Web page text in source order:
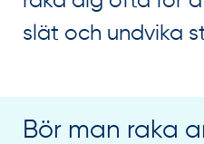
slät och undvika
Bör man raka